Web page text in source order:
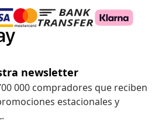
newsletter
000 compradores que reciben
estacionales y